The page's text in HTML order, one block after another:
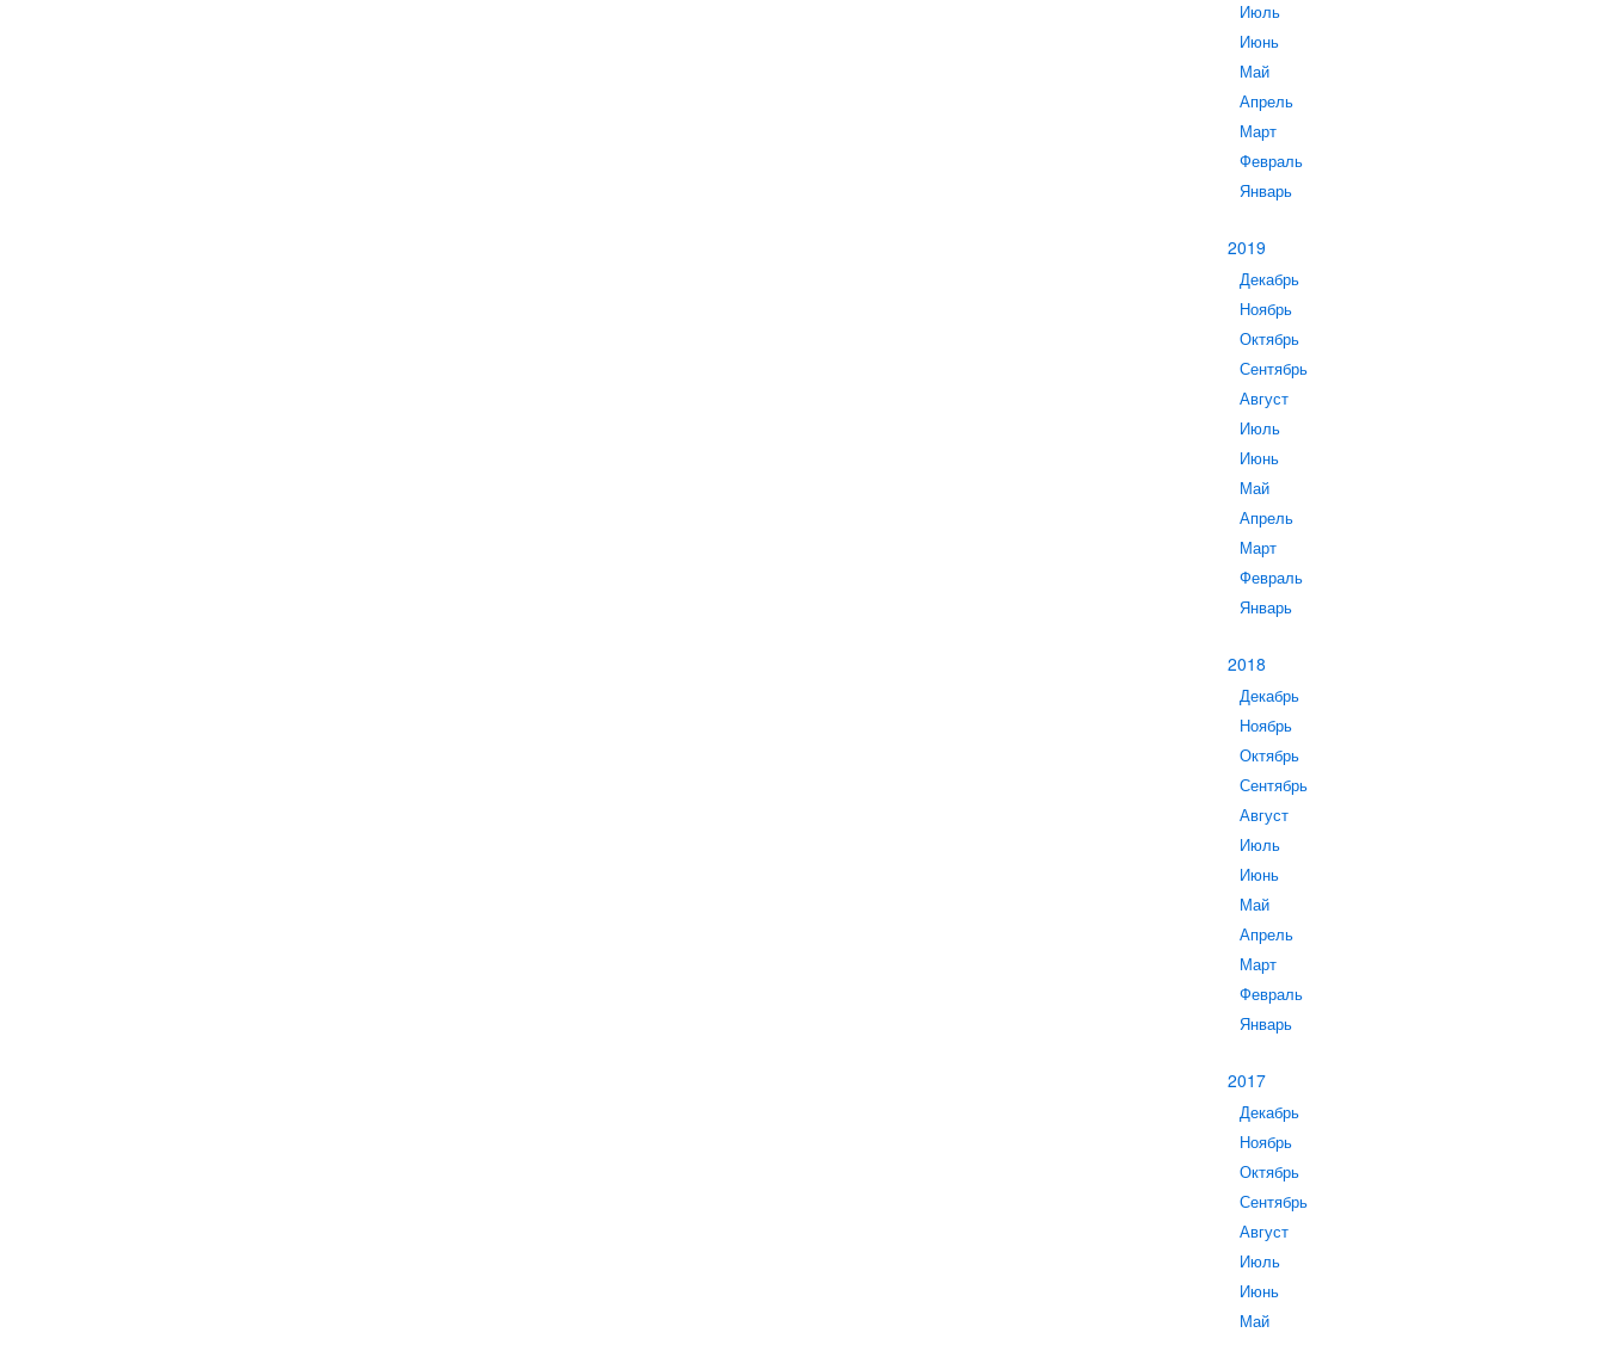
Июль
Июнь
Май
Апрель
Март
Февраль
Январь
2019
Декабрь
Ноябрь
Октябрь
Сентябрь
Август
Июль
Июнь
Май
Апрель
Март
Февраль
Январь
2018
Декабрь
Ноябрь
Октябрь
Сентябрь
Август
Июль
Июнь
Май
Апрель
Март
Февраль
Январь
2017
Декабрь
Ноябрь
Октябрь
Сентябрь
Август
Июль
Июнь
Май